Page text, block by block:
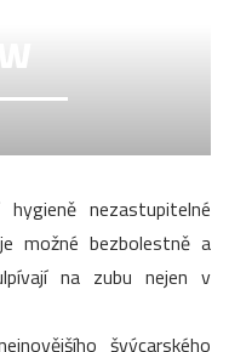
nezastupitelné
možné bezbolestně a
na zubu nejen v
švýcarského